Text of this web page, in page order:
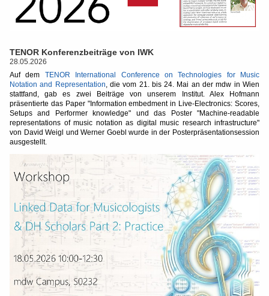
TENOR Konferenzbeiträge von IWK
28.05.2026
Auf dem TENOR International Conference on Technologies for Music
Notation and Representation, die vom 21. bis 24. Mai an der mdw in Wien
stattfand, gab es zwei Beiträge von unserem Institut. Alex Hofmann
präsentierte das Paper "Information embedment in Live-Electronics: Scores,
Setups and Performer knowledge" und das Poster "Machine-readable
representations of music notation as digital music research infrastructure"
von David Weigl und Werner Goebl wurde in der Posterpräsentationsession
ausgestellt.